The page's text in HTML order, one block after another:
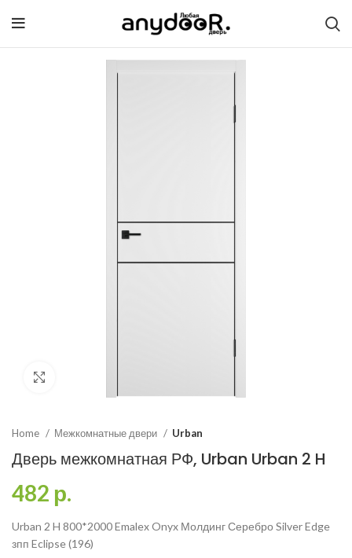
Home Межкомнатные двери Urban
Дверь межкомнатная РФ, Urban Urban 2 H
482 р.
Urban 2 H 800*2000 Emalex Onyx Молдинг Серебро Silver Edge
зпп Eclipse (196)